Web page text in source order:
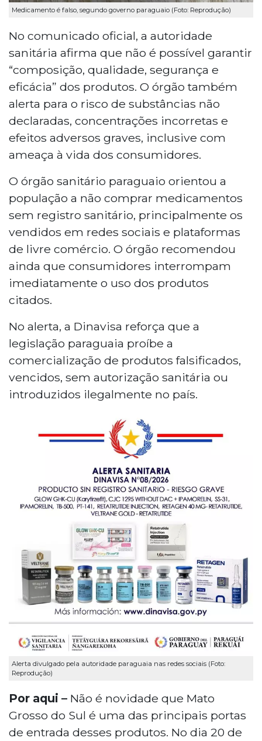
Medicamento é falso, segundo governo paraguaio (Foto: Reprodução)
No comunicado oficial, a autoridade
sanitária afirma que não é possível garantir
“composição, qualidade, segurança e
eficácia” dos produtos. O órgão também
alerta para o risco de substâncias não
declaradas, concentrações incorretas e
efeitos adversos graves, inclusive com
ameaça à vida dos consumidores.
O órgão sanitário paraguaio orientou a
população a não comprar medicamentos
sem registro sanitário, principalmente os
vendidos em redes sociais e plataformas
de livre comércio. O órgão recomendou
ainda que consumidores interrompam
imediatamente o uso dos produtos
citados.
No alerta, a Dinavisa reforça que a
legislação paraguaia proíbe a
comercialização de produtos falsificados,
vencidos, sem autorização sanitária ou
introduzidos ilegalmente no país.
Alerta divulgado pela autoridade paraguaia nas redes sociais (Foto:
Reprodução)
Por aqui – Não é novidade que Mato
Grosso do Sul é uma das principais portas
de entrada desses produtos. No dia 20 de